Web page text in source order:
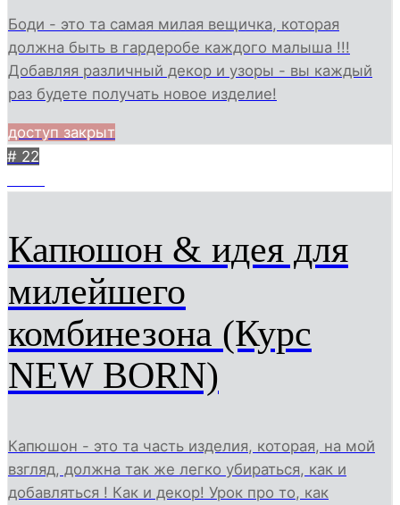
Боди - это та самая милая вещичка, которая
должна быть в гардеробе каждого малыша !!!
Добавляя различный декор и узоры - вы каждый
раз будете получать новое изделие!
доступ закрыт
# 22
Капюшон & идея для
милейшего
комбинезона (Курс
NEW BORN)
Капюшон - это та часть изделия, которая, на мой
взгляд, должна так же легко убираться, как и
добавляться ! Как и декор! Урок про то, как